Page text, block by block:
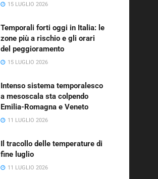
15 LUGLIO 2026
Temporali forti oggi in Italia: le
zone più a rischio e gli orari
del peggioramento
15 LUGLIO 2026
Intenso sistema temporalesco
a mesoscala sta colpendo
Emilia-Romagna e Veneto
11 LUGLIO 2026
Il tracollo delle temperature di
fine luglio
11 LUGLIO 2026